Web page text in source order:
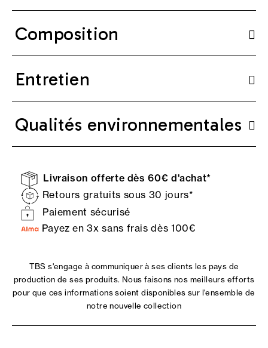
Composition
Entretien
Qualités environnementales
Livraison offerte dès 60€ d'achat*
Retours gratuits sous 30 jours*
Paiement sécurisé
Payez en 3x sans frais dès 100€
TBS s'engage à communiquer à ses clients les pays de
production de ses produits. Nous faisons nos meilleurs efforts
pour que ces informations soient disponibles sur l'ensemble de
notre nouvelle collection